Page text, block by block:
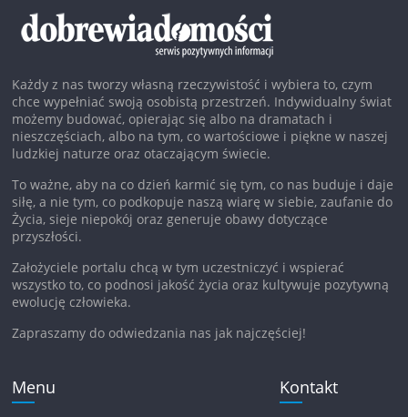
Każdy z nas tworzy własną rzeczywistość i wybiera to, czym
chce wypełniać swoją osobistą przestrzeń. Indywidualny świat
możemy budować, opierając się albo na dramatach i
nieszczęściach, albo na tym, co wartościowe i piękne w naszej
ludzkiej naturze oraz otaczającym świecie.
To ważne, aby na co dzień karmić się tym, co nas buduje i daje
siłę, a nie tym, co podkopuje naszą wiarę w siebie, zaufanie do
Życia, sieje niepokój oraz generuje obawy dotyczące
przyszłości.
Założyciele portalu chcą w tym uczestniczyć i wspierać
wszystko to, co podnosi jakość życia oraz kultywuje pozytywną
ewolucję człowieka.
Zapraszamy do odwiedzania nas jak najczęściej!
Menu Kontakt